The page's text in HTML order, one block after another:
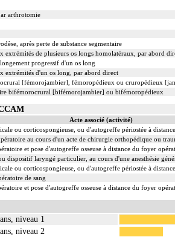
arthrotomie
après perte de substance segmentaire
extrémités de plusieurs os longs homolatéraux, par abord
progressif d'un os long
extrémités d'un os long, par abord direct
[fémorojambier], fémoropédieux ou cruropédieux
bifémorocrural [bifémorojambier] ou bifémoropédieux
Acte associé (activité)
ou corticospongieuse, ou d'autogreffe périostée à
au cours d'un acte de chirurgie orthopédique ou
et pose d'autogreffe osseuse à distance du foyer
dispositif laryngé particulier, au cours d'une anesthésie
ou corticospongieuse, ou d'autogreffe périostée à
de sang
et pose d'autogreffe osseuse à distance du foyer
niveau 1
niveau 2